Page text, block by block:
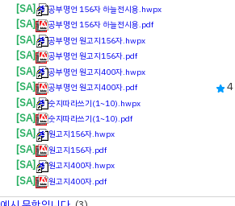
[SA]
공부명언 156자 하늘전시용.hwpx
[SA] 공부명언 156자 하늘전시용.pdf
[SA] 공부명언 원고지156자.hwpx
[SA] 공부명언 원고지156자.pdf
[SA] 공부명언 원고지400자.hwpx
[SA] 공부명언 원고지400자.pdf
[SA] 숫지따라쓰기(1~10).hwpx
[SA] 숫지따라쓰기(1~10).pdf
[SA] 원고지156자.hwpx
[SA] 원고지156자.pdf
[SA] 원고지400자.hwpx
[SA] 원고지400자.pdf
4